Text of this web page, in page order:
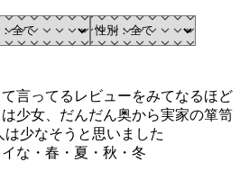
言ってるレビューをみてなるほど
少女、だんだん奥から実家の箪笥
少なそうと思いました
な・春・夏・秋・冬